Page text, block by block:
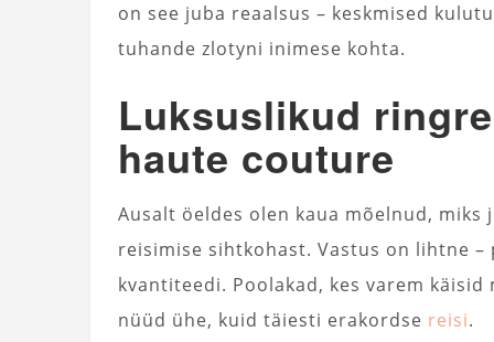
on see juba reaalsus – keskmised
tuhande zlotyni inimese kohta.
Luksuslikud
haute couture
Ausalt öeldes olen kaua mõelnud,
reisimise sihtkohast. Vastus on lihtne
kvantiteedi. Poolakad, kes varem
nüüd ühe, kuid täiesti erakordse reisi.